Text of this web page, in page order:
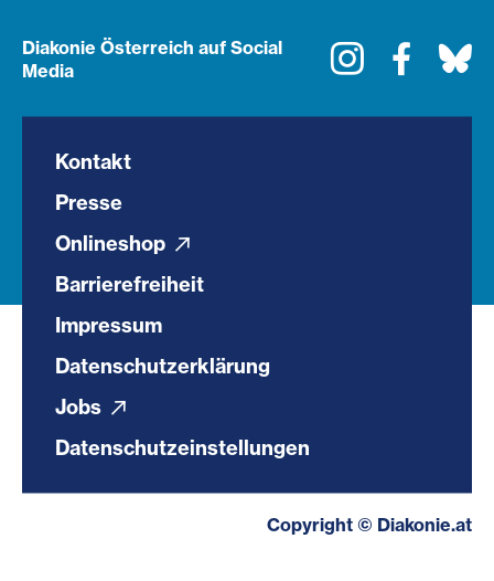
Diakonie Österreich auf Social
Media
Instagram
Kontakt
Presse
Onlineshop
Barrierefreiheit
Impressum
Datenschutzerklärung
Jobs
Datenschutzeinstellungen
Copyright © Diakonie.at